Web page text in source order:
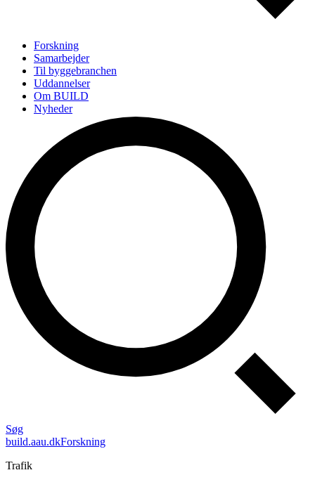
Forskning
Samarbejder
Til byggebranchen
Uddannelser
Om BUILD
Nyheder
Arrangementer
Søg
build.aau.dkForskning
Trafik